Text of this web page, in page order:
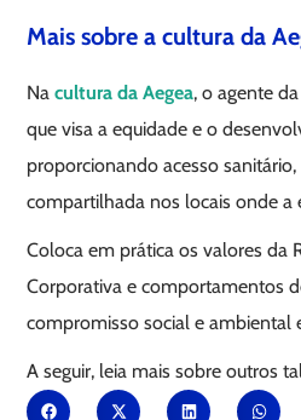
Mais sobre a cultura da
Nacultura da Aegea, o agente
que visa a equidade e o
proporcionando acesso
compartilhada nos locais onde a
Coloca em prática os valores da
Corporativa e comportamentos
compromisso social e ambiental
A seguir, leia mais sobre outros